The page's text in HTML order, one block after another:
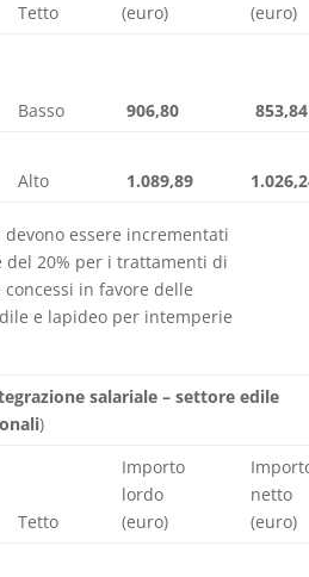
Tetto
(euro)
(euro)
Basso 906,80
853,84
Alto 1.089,89
essere incrementati
20% per i trattamenti di
in favore delle
e lapideo per intemperie
salariale – settore edile
)
Tetto
Importo
lordo
(euro)
netto
(euro)